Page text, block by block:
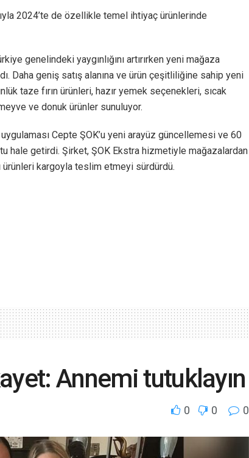
2024’te de özellikle temel ihtiyaç ürünlerinde
genelindeki yaygınlığını artırırken yeni mağaza
Daha geniş satış alanına ve ürün çeşitliliğine sahip yeni
taze fırın ürünleri, hazır yemek seçenekleri, sıcak
ve donuk ürünler sunuluyor.
Cepte ŞOK’u yeni arayüz güncellemesi ve 60
hale getirdi. Şirket, ŞOK Ekstra hizmetiyle mağazalardan
ürünleri kargoyla teslim etmeyi sürdürdü.
Annemi tutuklayın
0 0 0